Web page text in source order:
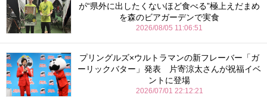
が“県外に出したくないほど食べる”極上えだまめ
を森のビアガーデンで実食
2026/08/05 11:06:51
プリングルズ×ウルトラマンの新フレーバー「ガ
ーリックバター」発表 片寄涼太さんが祝福イベ
ントに登場
2026/07/01 22:12:21